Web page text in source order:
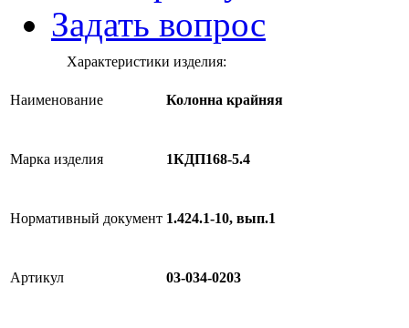
Задать вопрос
Характеристики изделия:
Наименование Колонна крайняя
Марка изделия 1КДП168-5.4
Нормативный документ 1.424.1-10, вып.1
Артикул 03-034-0203